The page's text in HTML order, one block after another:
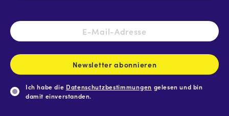
E-
Mail-
Newsletter abonnieren
Ich habe die Datenschutzbestimmungen gelesen und bin
damit einverstanden.